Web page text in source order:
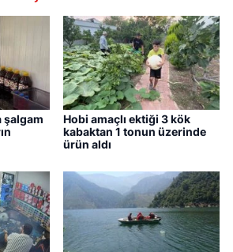
şalgam
Hobi amaçlı ektiği 3 kök
kabaktan 1 tonun üzerinde
ürün aldı